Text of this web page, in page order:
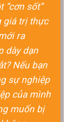
“cơn sốt”
giá trị thực
ra
dày dạn
Nếu bạn
sự nghiệp
của mình
muốn bị